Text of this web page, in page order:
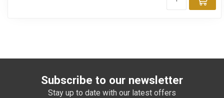
Subscribe to our newsletter
Stay up to date with our latest offers